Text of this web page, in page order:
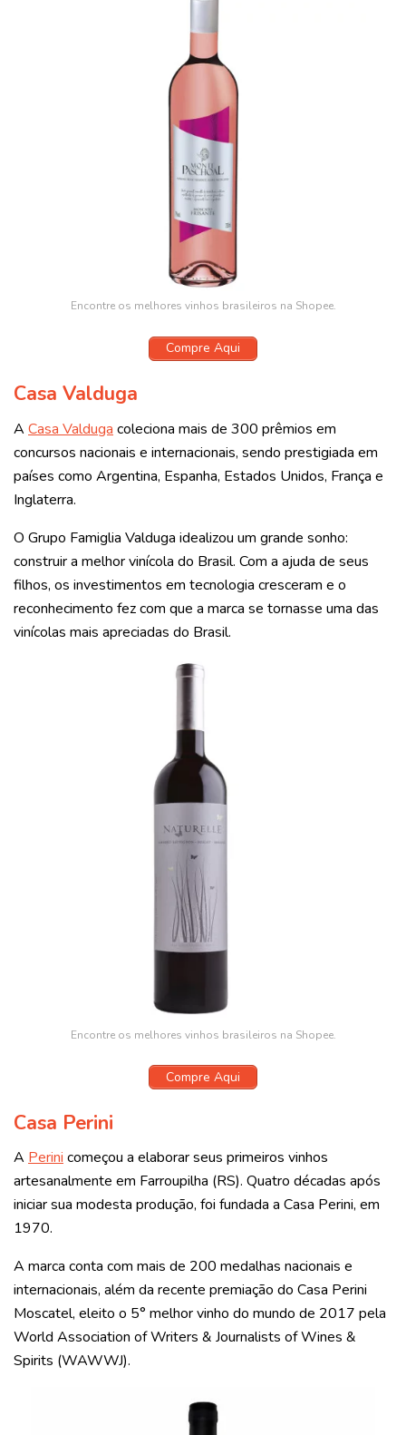
Encontre os melhores vinhos brasileiros na Shopee.
Compre Aqui
Casa Valduga
A Casa Valduga coleciona mais de 300 prêmios em
concursos nacionais e internacionais, sendo prestigiada em
países como Argentina, Espanha, Estados Unidos, França e
Inglaterra.
O Grupo Famiglia Valduga idealizou um grande sonho:
construir a melhor vinícola do Brasil. Com a ajuda de seus
filhos, os investimentos em tecnologia cresceram e o
reconhecimento fez com que a marca se tornasse uma das
vinícolas mais apreciadas do Brasil.
Encontre os melhores vinhos brasileiros na Shopee.
Compre Aqui
Casa Perini
A Perinicomeçou a elaborar seus primeiros vinhos
artesanalmente em Farroupilha (RS). Quatro décadas após
iniciar sua modesta produção, foi fundada a Casa Perini, em
1970.
A marca conta com mais de 200 medalhas nacionais e
internacionais, além da recente premiação do Casa Perini
Moscatel, eleito o 5° melhor vinho do mundo de 2017 pela
World Association of Writers & Journalists of Wines &
Spirits (WAWWJ).